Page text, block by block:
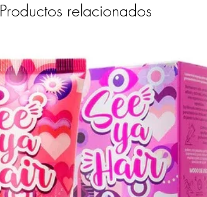
Productos relacionados